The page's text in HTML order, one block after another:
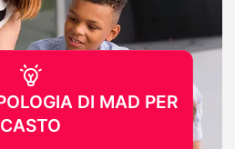
DI MAD PER
CASTO